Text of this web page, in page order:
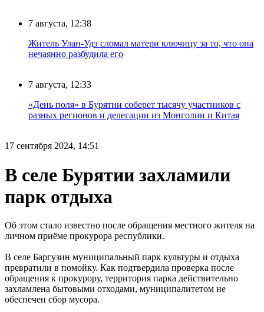
7 августа, 12:38
Житель Улан-Удэ сломал матери ключицу за то, что она
нечаянно разбудила его
7 августа, 12:33
«День поля» в Бурятии соберет тысячу участников с
разных регионов и делегации из Монголии и Китая
17 сентября 2024, 14:51
В селе Бурятии захламили
парк отдыха
Об этом стало известно после обращения местного жителя на
личном приёме прокурора республики.
В селе Баргузин муниципальный парк культуры и отдыха
превратили в помойку. Как подтвердила проверка после
обращения к прокурору, территория парка действительно
захламлена бытовыми отходами, муниципалитетом не
обеспечен сбор мусора.